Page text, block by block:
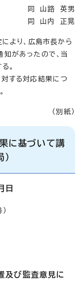
同 山路 英男
同 山内 正晃
り、広島市長から
があったので、当
。
する対応結果につ
（別紙）
に基づいて講
日
及び監査意見に